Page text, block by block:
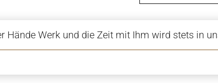
Hände Werk und die Zeit mit Ihm wird stets in